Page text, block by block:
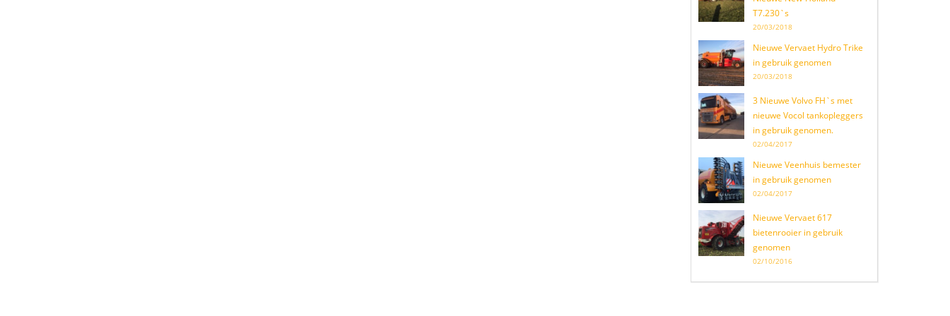
T7.230`s
20/03/2018
Nieuwe Vervaet Hydro Trike
in gebruik genomen
20/03/2018
3 Nieuwe Volvo FH`s met
nieuwe Vocol tankopleggers
in gebruik genomen.
02/04/2017
Nieuwe Veenhuis bemester
in gebruik genomen
02/04/2017
Nieuwe Vervaet 617
bietenrooier in gebruik
genomen
02/10/2016